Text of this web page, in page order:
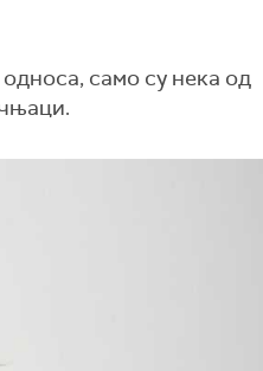
само су нека од